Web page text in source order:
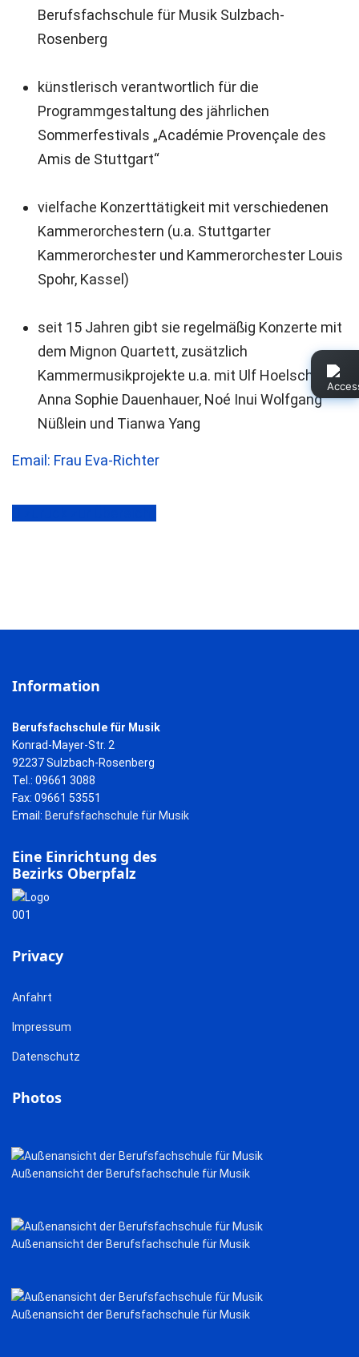
Berufsfachschule für Musik Sulzbach-
Rosenberg
künstlerisch verantwortlich für die
Programmgestaltung des jährlichen
Sommerfestivals „Académie Provençale des
Amis de Stuttgart“
vielfache Konzerttätigkeit mit verschiedenen
Kammerorchestern (u.a. Stuttgarter
Kammerorchester und Kammerorchester Louis
Spohr, Kassel)
seit 15 Jahren gibt sie regelmäßig Konzerte mit
dem Mignon Quartett, zusätzlich
Kammermusikprojekte u.a. mit Ulf Hoelscher,
Anna Sophie Dauenhauer, Noé Inui Wolfgang
Nüßlein und Tianwa Yang
Email: Frau Eva-Richter
Information
Berufsfachschule für Musik
Konrad-Mayer-Str. 2
92237 Sulzbach-Rosenberg
Tel.: 09661 3088
Fax: 09661 53551
Email: Berufsfachschule für Musik
Eine Einrichtung des
Bezirks Oberpfalz
Privacy
Anfahrt
Impressum
Datenschutz
Photos
Außenansicht der Berufsfachschule für Musik
Außenansicht der Berufsfachschule für Musik
Außenansicht der Berufsfachschule für Musik